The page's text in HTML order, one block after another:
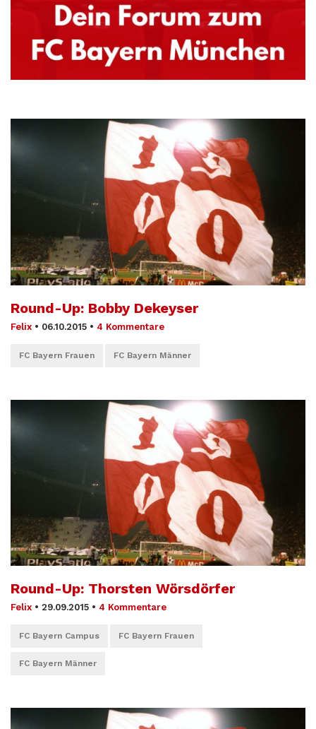
Round-Up: Bobby Dekeyser
Felix • 06.10.2015 • 4 Kommentare
FC Bayern Frauen FC Bayern Männer
Round-Up: Thorsten Wörsdörfer
Felix • 29.09.2015 • 4 Kommentare
FC Bayern Campus FC Bayern Frauen
FC Bayern Männer